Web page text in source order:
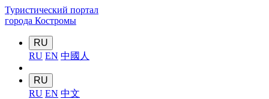
Туристический портал
города Костромы
RU
RU EN 中國人
RU
RU EN 中文